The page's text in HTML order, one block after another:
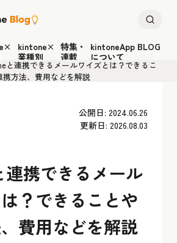
kintone×
業種別
特集・
連載
kintoneApp BLOG
について
と連携できるメールワイズとは？できるこ
携方法、費用などを解説
公開日: 2024.06.26
更新日: 2026.08.03
連携できるメール
？できることや
費用などを解説